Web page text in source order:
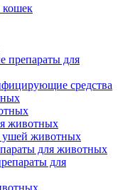
кошек
препараты для
средства
животных
ушей животных
для животных
для